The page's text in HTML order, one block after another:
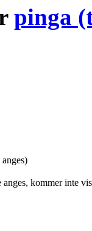
pinga
anges, kommer inte